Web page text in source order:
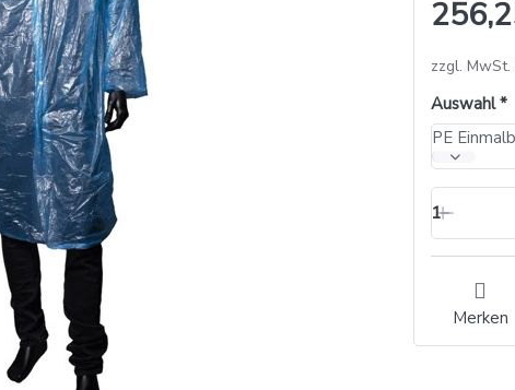
zzgl. MwSt.
Auswahl
1
Merken